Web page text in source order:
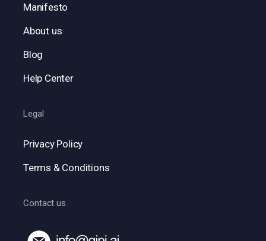
Manifesto
About us
Blog
Help Center
Legal
Privacy Policy
Terms & Conditions
Contact us